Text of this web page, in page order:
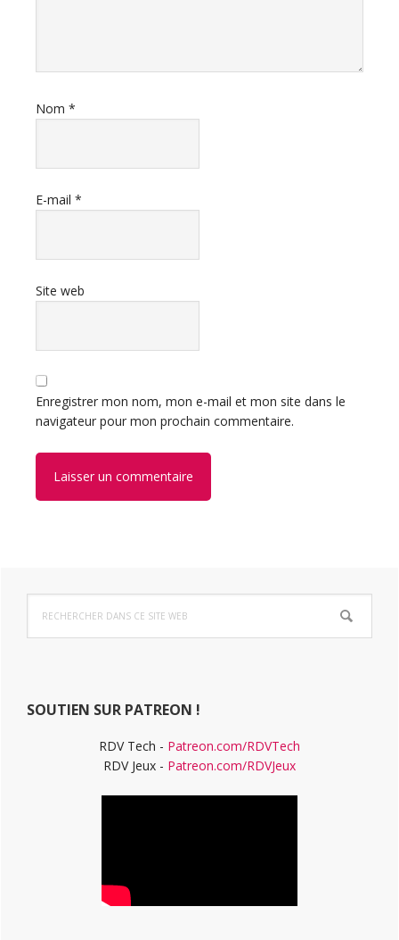
Nom *
E-mail *
Site web
Enregistrer mon nom, mon e-mail et mon site dans le
navigateur pour mon prochain commentaire.
Barre
latérale
dans
ce
SOUTIEN SUR PATREON !
RDV Tech - Patreon.com/RDVTech
RDV Jeux - Patreon.com/RDVJeux